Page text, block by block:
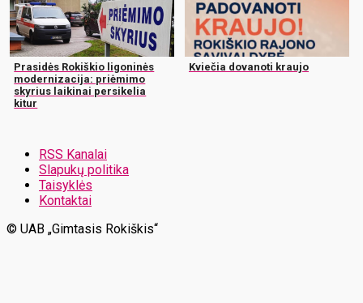
Prasidės Rokiškio ligoninės
modernizacija: priėmimo
skyrius laikinai persikelia
kitur
Kviečia dovanoti kraujo
RSS Kanalai
Slapukų politika
Taisyklės
Kontaktai
© UAB „Gimtasis Rokiškis“